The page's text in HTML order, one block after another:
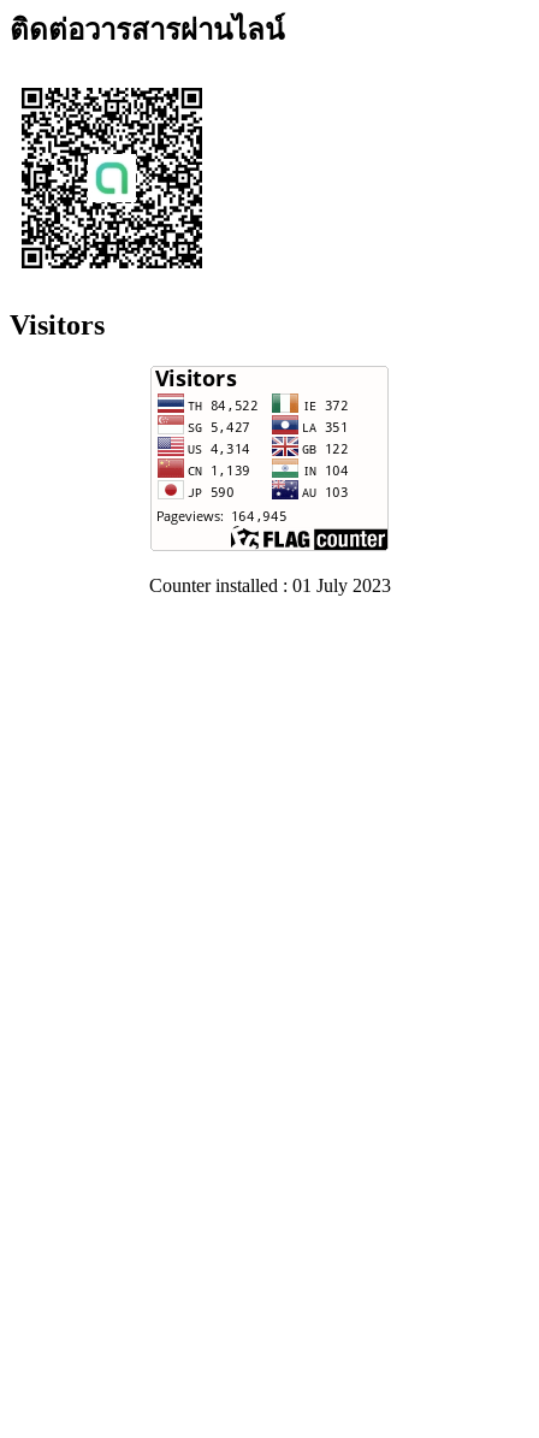
ติดต่อวารสารผ่านไลน์
Visitors
Counter installed : 01 July 2023